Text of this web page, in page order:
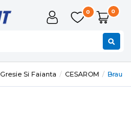
0 0
Gresie Si Faianta CESAROM Brau